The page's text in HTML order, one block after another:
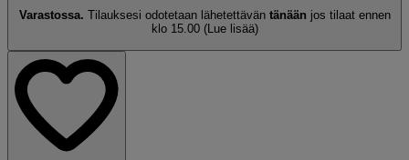
Varastossa. Tilauksesi odotetaan lähetettävän tänään jos tilaat ennen
klo 15.00 (Lue lisää)